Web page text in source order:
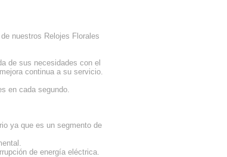
nuestros Relojes Florales
de sus necesidades con el
continua a su servicio.
en cada segundo.
ya que es un segmento de
de energía eléctrica.